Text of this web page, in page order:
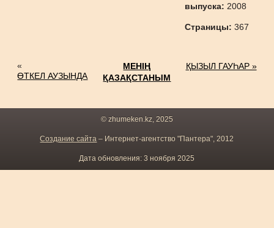
выпуска: 2008
Страницы:367
«
ӨТКЕЛ АУЗЫНДА
МЕНІҢ
ҚАЗАҚСТАНЫМ
ҚЫЗЫЛ ГАУҺАР »
© zhumeken.kz, 2025
Создание сайта – Интернет-агентство "Пантера", 2012
Дата обновления: 3 ноября 2025